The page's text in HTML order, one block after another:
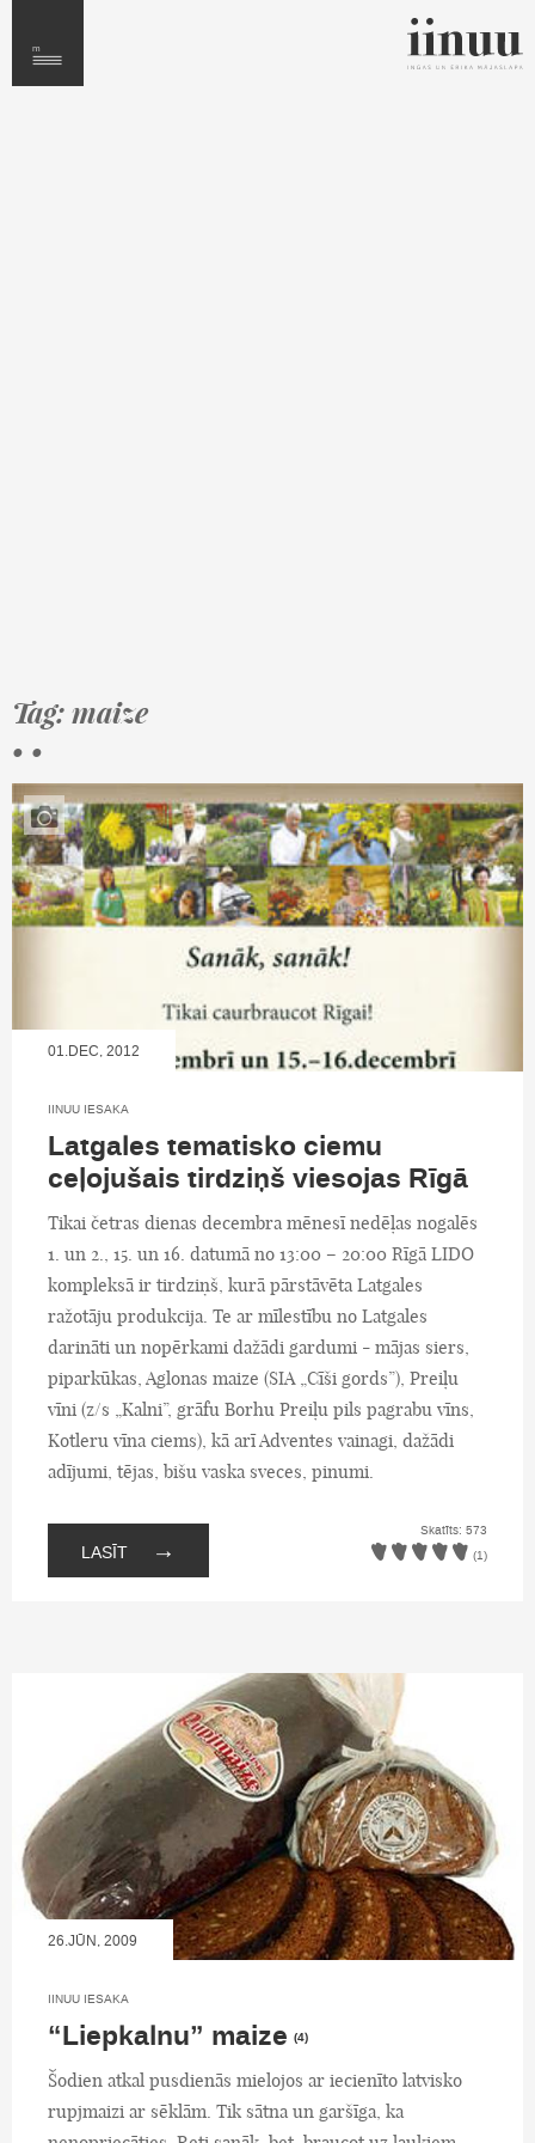
Tag: maize
• •
01.DEC, 2012
IINUU IESAKA
Latgales tematisko ciemu
ceļojušais tirdziņš viesojas Rīgā
Tikai četras dienas decembra mēnesī nedēļas nogalēs
1. un 2., 15. un 16. datumā no 13:00 – 20:00 Rīgā LIDO
kompleksā ir tirdziņš, kurā pārstāvēta Latgales
ražotāju produkcija. Te ar mīlestību no Latgales
darināti un nopērkami dažādi gardumi - mājas siers,
piparkūkas, Aglonas maize (SIA „Cīši gords”), Preiļu
vīni (z/s „Kalni”, grāfu Borhu Preiļu pils pagrabu vīns,
Kotleru vīna ciems), kā arī Adventes vainagi, dažādi
adījumi, tējas, bišu vaska sveces, pinumi.
LASĪT →
Skatīts: 573
(1)
26.JŪN, 2009
IINUU IESAKA
“Liepkalnu” maize (4)
Šodien atkal pusdienās mielojos ar iecienīto latvisko
rupjmaizi ar sēklām. Tik sātna un garšīga, ka